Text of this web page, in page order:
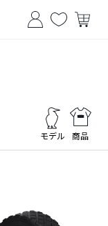
モデル 商品